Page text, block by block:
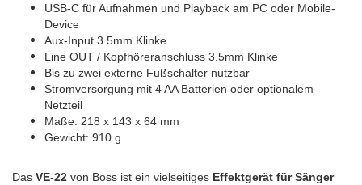
USB-C für Aufnahmen und Playback am PC oder Mobile-
Device
Aux-Input 3.5mm Klinke
Line OUT / Kopfhöreranschluss 3.5mm Klinke
Bis zu zwei externe Fußschalter nutzbar
Stromversorgung mit 4 AA Batterien oder optionalem
Netzteil
Maße: 218 x 143 x 64 mm
Gewicht: 910 g
Das VE-22 von Boss ist ein vielseitiges Effektgerät für Sänger